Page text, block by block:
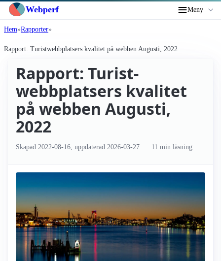
Webperf Meny
Hem Rapporter
Rapport: Turist­webbplatsers kvalitet på webben Augusti, 2022
Rapport: Turist­
webbplatsers kvalitet
på webben Augusti,
2022
Skapad 2022-08-16 , uppdaterad 2026-03-27 11 min läsning